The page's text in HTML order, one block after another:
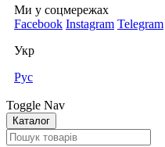
Ми у соцмережах
Facebook Instagram Telegram
Укр
Рус
Toggle Nav
Каталог